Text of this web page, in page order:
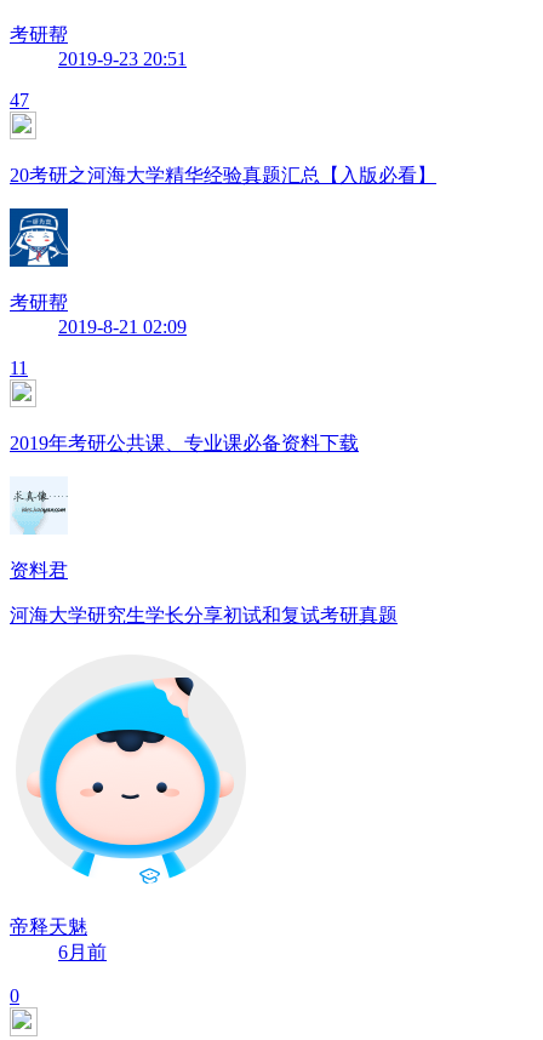
考研帮
2019-9-23 20:51
47
20考研之河海大学精华经验真题汇总【入版必看】
考研帮
2019-8-21 02:09
11
2019年考研公共课、专业课必备资料下载
资料君
河海大学研究生学长分享初试和复试考研真题
帝释天魅
6月前
0